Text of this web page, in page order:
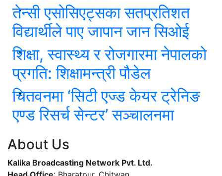
तेन्सी एसोसिएट्सका सतप्रतिशत
विद्यार्थीले पाए जापान जान सिओई
शिक्षा, स्वास्थ्य र रोजगारमा नेपालको
प्रगति: शिक्षामन्त्री पौडेल
चितवनमा ‘सिटी एज्ड केयर ट्रेनिङ
एण्ड रिसर्च सेन्टर’ सञ्चालनमा
About Us
Kalika Broadcasting Network Pvt. Ltd.